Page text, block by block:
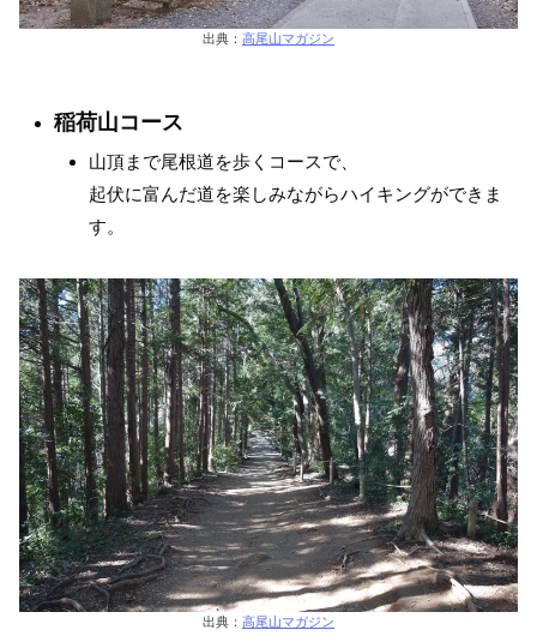
出典： 高尾山マガジン
稲荷山コース
山頂まで尾根道を歩くコースで、
起伏に富んだ道を楽しみながらハイキングができま
す。
出典： 高尾山マガジン